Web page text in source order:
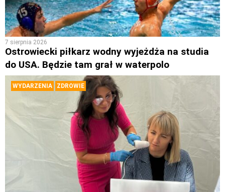
7 sierpnia 2026
Ostrowiecki piłkarz wodny wyjeżdża na studia
do USA. Będzie tam grał w waterpolo
WYDARZENIA ZDROWIE